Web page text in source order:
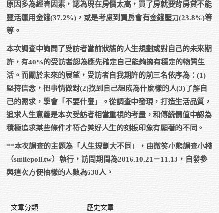
原因多為經濟因素，認為現在房價太高，買了房就要背房貸不能
靈活運用金錢(37.2%)，或是考慮到買房會有金錢壓力(23.8%)等
等。
本次調查中詢問了受訪者當前狀態的人生規劃或對自己的未來期
許，有40%的受訪者認為應先確定自己能夠擁有穩定的物質生
活。而關於未來的展望，受訪者自我期許的前三名依序為：(1)
堅持信念，把事情做對(2)找到自己想成為什麼樣的人(3)了解自
己的需求，學會「不要什麼」。從調查中發現，打造生活品質，
追求人生意義是本次受訪者相當重視的考量，和傳統價值中認為
積極追求某些條件才符合美好人生的刻板印象有顯著的不同。
**本次調查的主題為「人生規劃大不同」，由微笑小熊調查小棧
（smilepoll.tw）執行，訪問期間為2016.10.21－11.13，自發參
與這次方便抽樣的人數為638人。
文章分類 歷史文章